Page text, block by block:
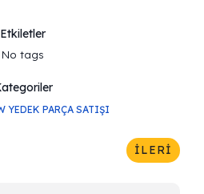
Etkiletler
No tags
YEDEK PARÇA SATIŞI
İLERI